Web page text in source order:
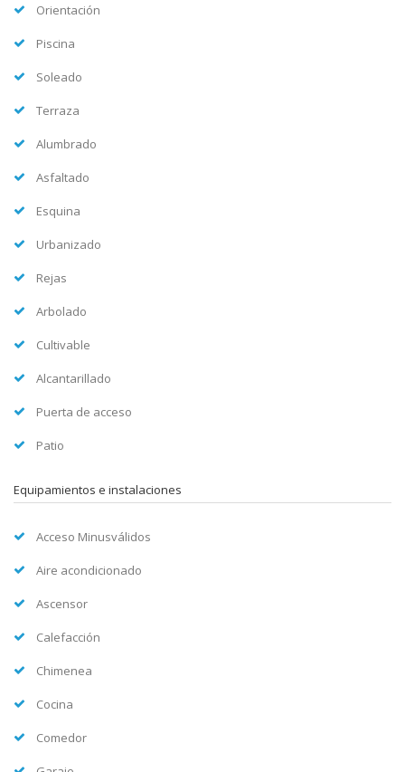
Orientación
Piscina
Soleado
Terraza
Alumbrado
Asfaltado
Esquina
Urbanizado
Rejas
Arbolado
Cultivable
Alcantarillado
Puerta de acceso
Patio
Equipamientos e instalaciones
Acceso Minusválidos
Aire acondicionado
Ascensor
Calefacción
Chimenea
Cocina
Comedor